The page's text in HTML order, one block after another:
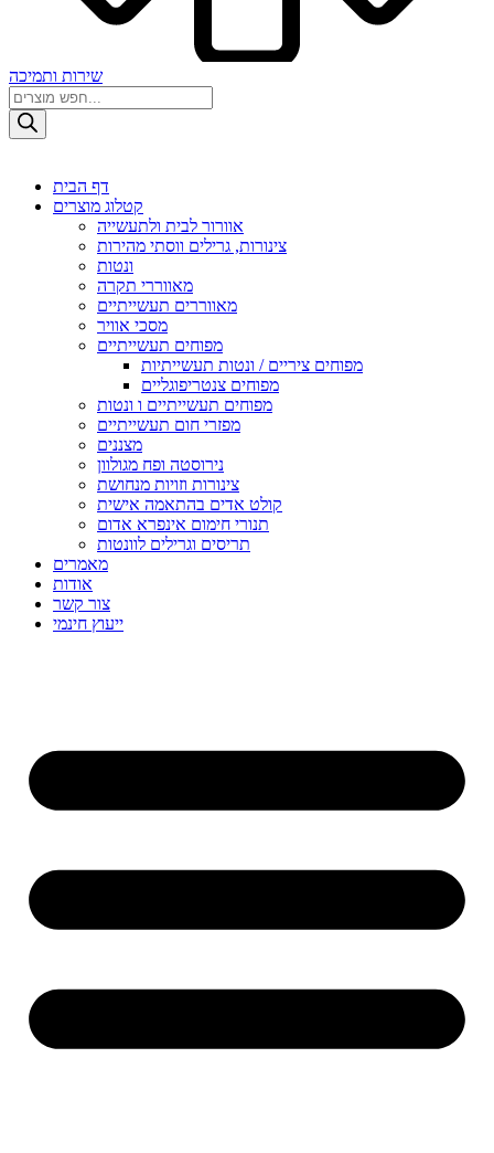
שירות ותמיכה
Products
search
דף הבית
קטלוג מוצרים
אוורור לבית ולתעשייה
צינורות, גרילים ווסתי מהירות
ונטות
מאווררי תקרה
מאווררים תעשייתיים
מסכי אוויר
מפוחים תעשייתיים
מפוחים ציריים / ונטות תעשייתיות
מפוחים צנטריפוגליים
מפוחים תעשייתיים ו ונטות
מפזרי חום תעשייתיים
מצננים
נירוסטה ופח מגולוון
צינורות וזויות מנחושת
קולט אדים בהתאמה אישית
תנורי חימום אינפרא אדום
תריסים וגרילים לוונטות
מאמרים
אודות
צור קשר
ייעוץ חינמי